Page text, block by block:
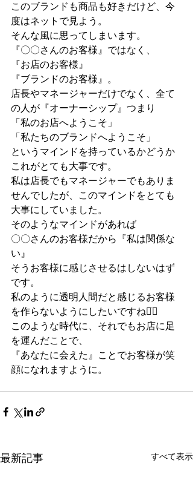
このブランドも商品も好きだけど、今
度はネットで見よう。
そんな風に思ってしまいます。
『〇〇さんのお客様』ではなく、
『お店のお客様』
『ブランドのお客様』。
店長やマネージャーだけでなく、全て
の人が『オーナーシップ』つまり
「私のお店へようこそ」
「私たちのブランドへようこそ」
というマインドを持っているかどうか
これがとても大事です。
私は店長でもマネージャーでもありま
せんでしたが、このマインドをとても
大事にしていました。
そのようなマインドがあれば
〇〇さんのお客様だから『私は関係な
い』
そうお客様に感じさせるはしないはず
です。
私のように透明人間だと感じるお客様
を作らないようにしたいですね◡̈⃝︎
このような時代に、それでもお店に足
を運んだことで、
『あなたに会えた』ことでお客様が笑
顔になれますように。
最新記事 すべて表示